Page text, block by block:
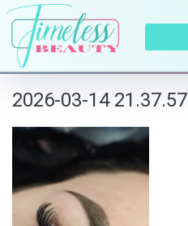
2026-03-14 21.37.57